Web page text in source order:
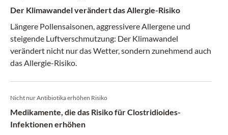
Der Klimawandel verändert das Allergie-Risiko
Längere Pollensaisonen, aggressivere Allergene und
steigende Luftverschmutzung: Der Klimawandel
verändert nicht nur das Wetter, sondern zunehmend auch
das Allergie-Risiko.
Nicht nur Antibiotika erhöhen Risiko
Medikamente, die das Risiko für Clostridioides-
Infektionen erhöhen